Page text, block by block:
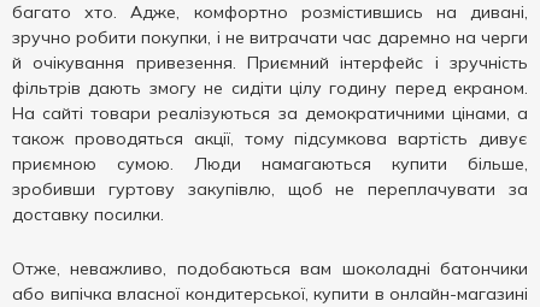
багато хто. Адже, комфортно розмістившись на дивані,
зручно робити покупки, і не витрачати час даремно на черги
й очікування привезення. Приємний інтерфейс і зручність
фільтрів дають змогу не сидіти цілу годину перед екраном.
На сайті товари реалізуються за демократичними цінами, а
також проводяться акції, тому підсумкова вартість дивує
приємною сумою. Люди намагаються купити більше,
зробивши гуртову закупівлю, щоб не переплачувати за
доставку посилки.
Отже, неважливо, подобаються вам шоколадні батончики
або випічка власної кондитерської, купити в онлайн-магазині